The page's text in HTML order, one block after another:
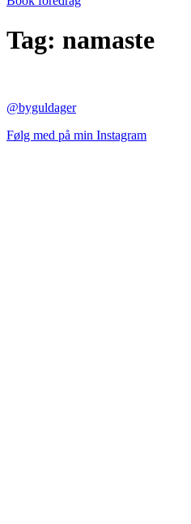
Tag: namaste
@byguldager
Følg med på min Instagram